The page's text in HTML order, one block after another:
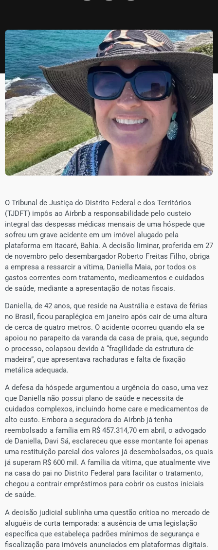
O Tribunal de Justiça do Distrito Federal e dos Territórios
(TJDFT) impôs ao Airbnb a responsabilidade pelo custeio
integral das despesas médicas mensais de uma hóspede que
sofreu um grave acidente em um imóvel alugado pela
plataforma em Itacaré, Bahia. A decisão liminar, proferida em 27
de novembro pelo desembargador Roberto Freitas Filho, obriga
a empresa a ressarcir a vítima, Daniella Maia, por todos os
gastos correntes com tratamento, medicamentos e cuidados
de saúde, mediante a apresentação de notas fiscais.
​Daniella, de 42 anos, que reside na Austrália e estava de férias
no Brasil, ficou paraplégica em janeiro após cair de uma altura
de cerca de quatro metros. O acidente ocorreu quando ela se
apoiou no parapeito da varanda da casa de praia, que, segundo
o processo, colapsou devido à “fragilidade da estrutura de
madeira”, que apresentava rachaduras e falta de fixação
metálica adequada.
A defesa da hóspede argumentou a urgência do caso, uma vez
que Daniella não possui plano de saúde e necessita de
cuidados complexos, incluindo home care e medicamentos de
alto custo. Embora a seguradora do Airbnb já tenha
reembolsado a família em R$ 457.314,70 em abril, o advogado
de Daniella, Davi Sá, esclareceu que esse montante foi apenas
uma restituição parcial dos valores já desembolsados, os quais
já superam R$ 600 mil. A família da vítima, que atualmente vive
na casa do pai no Distrito Federal para facilitar o tratamento,
chegou a contrair empréstimos para cobrir os custos iniciais
de saúde.
A decisão judicial sublinha uma questão crítica no mercado de
aluguéis de curta temporada: a ausência de uma legislação
específica que estabeleça padrões mínimos de segurança e
fiscalização para imóveis anunciados em plataformas digitais.